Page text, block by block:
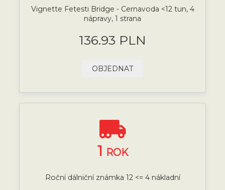
Vignette Fetesti Bridge - Cernavoda <12 tun, 4
nápravy, 1 strana
136.93 PLN
OBJEDNAT
1 ROK
Roční dálniční známka 12 <= 4 nákladní